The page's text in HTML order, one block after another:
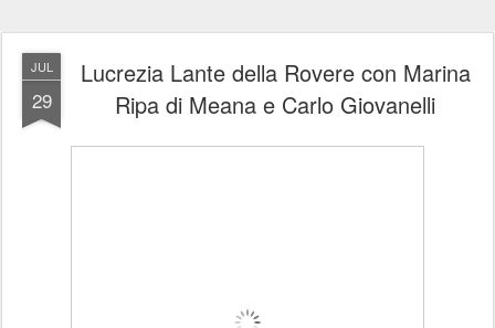
JUL
29
Lucrezia Lante della Rovere con Marina
Ripa di Meana e Carlo Giovanelli